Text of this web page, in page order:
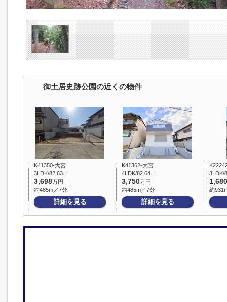
御土居史跡公園の近くの物件
K41350-大宮
3LDK/82.63㎡
3,698万円
約485m／7分
詳細を見る
K41362-大宮
4LDK/82.64㎡
3,750万円
約485m／7分
詳細を見る
3LDK/
1,680
約